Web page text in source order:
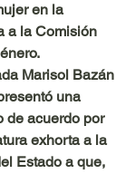
en la
a la Comisión
Marisol Bazán
una
de acuerdo por
exhorta a la
Estado a que,